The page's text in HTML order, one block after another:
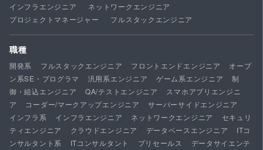
インフラエンジニア
ネットワークエンジニア
プロジェクトマネージャー
フルスタックエンジニア
職種
開発系 フルスタックエンジニア フロントエンドエンジニア
オープ
ン系SE・プログラマ
汎用系エンジニア ゲーム系エンジニア
制
御・組込エンジニア
QA/テストエンジニア
スマホアプリエンジニ
ア
コーダー/マークアップエンジニア
サーバーサイドエンジニア
インフラ系
インフラエンジニア ネットワークエンジニア
セキュリ
ティエンジニア
クラウドエンジニア データベースエンジニア
ITコ
ンサルタント系
ITコンサルタント プリセールス
データサイエンテ